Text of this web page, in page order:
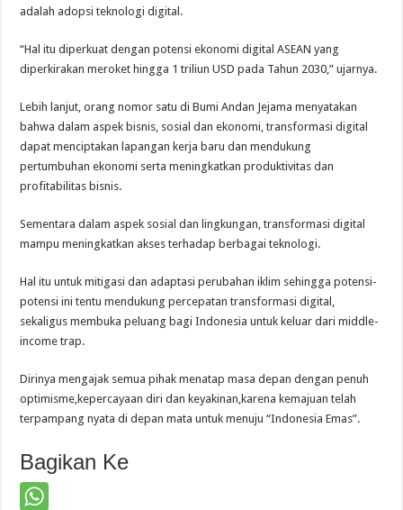
adalah adopsi teknologi digital.
“Hal itu diperkuat dengan potensi ekonomi digital ASEAN yang
diperkirakan meroket hingga 1 triliun USD pada Tahun 2030,” ujarnya.
Lebih lanjut, orang nomor satu di Bumi Andan Jejama menyatakan
bahwa dalam aspek bisnis, sosial dan ekonomi, transformasi digital
dapat menciptakan lapangan kerja baru dan mendukung
pertumbuhan ekonomi serta meningkatkan produktivitas dan
profitabilitas bisnis.
Sementara dalam aspek sosial dan lingkungan, transformasi digital
mampu meningkatkan akses terhadap berbagai teknologi.
Hal itu untuk mitigasi dan adaptasi perubahan iklim sehingga potensi-
potensi ini tentu mendukung percepatan transformasi digital,
sekaligus membuka peluang bagi Indonesia untuk keluar dari middle-
income trap.
Dirinya mengajak semua pihak menatap masa depan dengan penuh
optimisme,kepercayaan diri dan keyakinan,karena kemajuan telah
terpampang nyata di depan mata untuk menuju “Indonesia Emas”.
Bagikan Ke